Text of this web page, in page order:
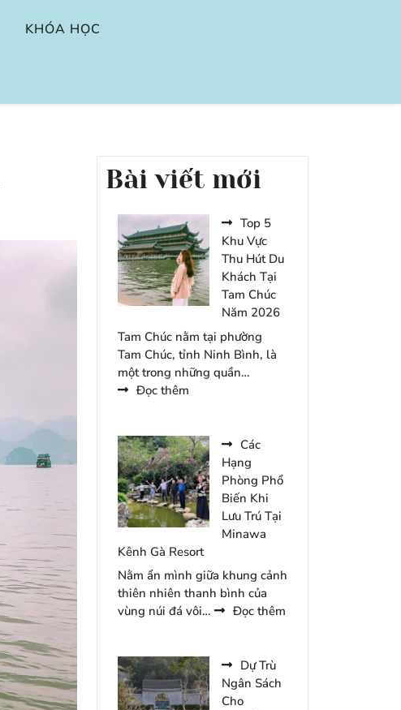
KHÓA HỌC
Bài viết mới
Top 5
Khu Vực
Thu Hút Du
Khách Tại
Tam Chúc
Năm 2026
Tam Chúc nằm tại phường
Tam Chúc, tỉnh Ninh Bình, là
một trong những quần…
Đọc thêm
Khu
Vực
Thu
Hút
Du
Khách
Tại
Tam
Chúc
Năm
Các
Hạng
Phòng Phổ
Biến Khi
Lưu Trú Tại
Minawa
Kênh Gà Resort
Nằm ẩn mình giữa khung cảnh
thiên nhiên thanh bình của
vùng núi đá vôi…
Đọc thêm
Dự Trù
Ngân Sách
Cho